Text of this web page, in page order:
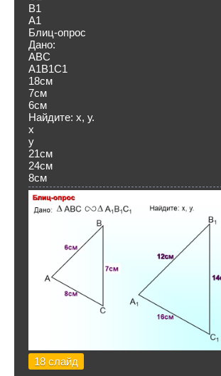
В1
А1
Блиц-опрос
Дано:
ABC
А1В1С1
18см
7см
6см
Найдите: х, у.
х
у
21см
24см
8см
18 слайд